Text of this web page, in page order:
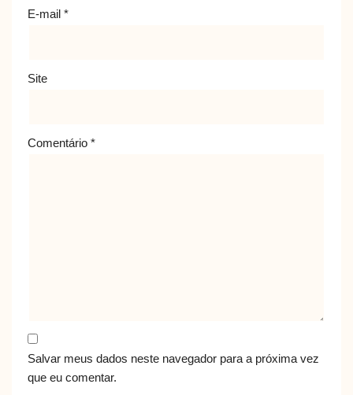
E-mail *
Site
Comentário *
Salvar meus dados neste navegador para a próxima vez
que eu comentar.